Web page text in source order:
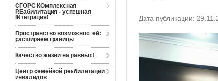
СГОРС КОмплексная
REабилитация - успешная
INтеграция!
Пространство возможностей:
расширяем границы
Качество жизни на равных!
Центр семейной реабилитации
инвалидов
Дата публикации: